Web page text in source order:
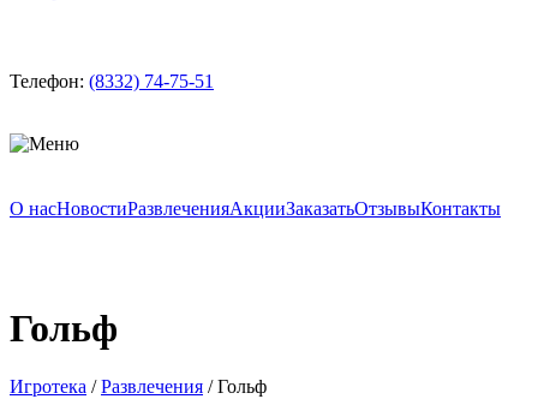
Телефон: (8332) 74-75-51
О насНовостиРазвлеченияАкцииЗаказатьОтзывыКонтакты
Гольф
Игротека / Развлечения /Гольф